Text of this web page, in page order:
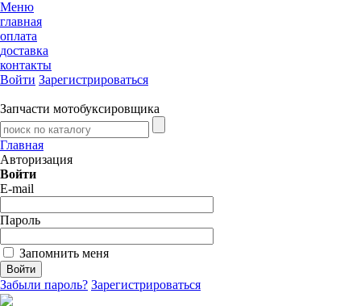
Меню
главная
оплата
доставка
контакты
Войти Зарегистрироваться
Запчасти мотобуксировщика
Главная
Авторизация
Войти
E-mail
Пароль
Запомнить меня
Забыли пароль? Зарегистрироваться